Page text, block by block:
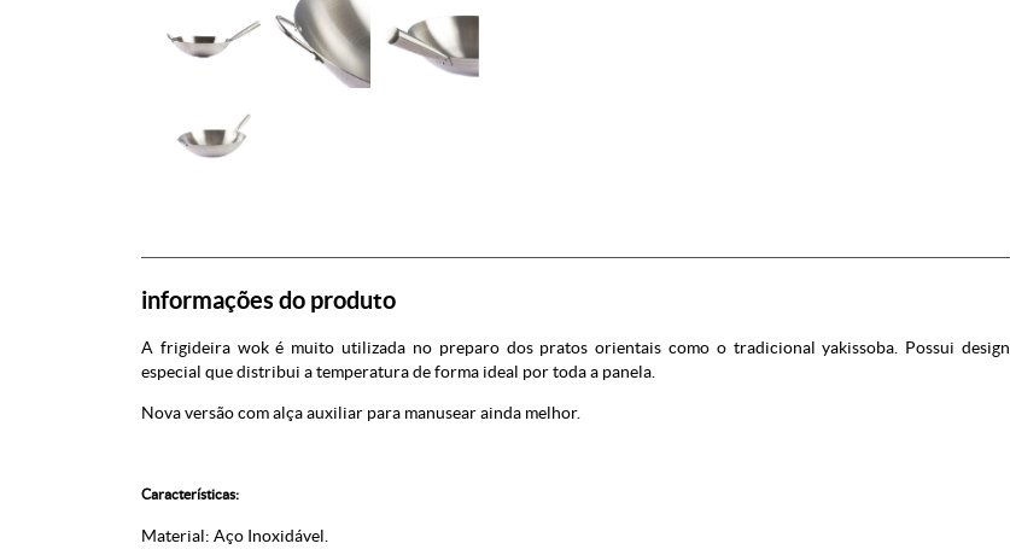
informações do produto
A frigideira wok é muito utilizada no preparo dos pratos orientais como o tradicional yakissoba. Possui design
especial que distribui a temperatura de forma ideal por toda a panela.
Nova versão com alça auxiliar para manusear ainda melhor.
Características:
Material: Aço Inoxidável.